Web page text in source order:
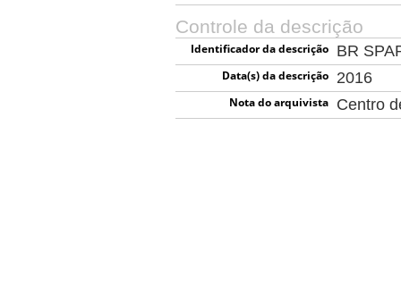
Controle da descrição
Identificador da descrição BR
Data(s) da descrição 2016
Nota do arquivista Centro